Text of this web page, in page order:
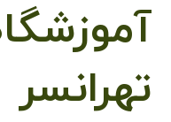
تهرانسر